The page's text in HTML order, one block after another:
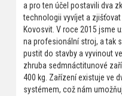
a pro ten účel postavili dva
technologii vyvíjet a
Kovosvit. V roce 2015 jsme
na profesionální stroj, a tak
pustit do stavby a vyvinout
zhruba sedmnáctitunové
400 kg. Zařízení existuje ve
systémem, což nám